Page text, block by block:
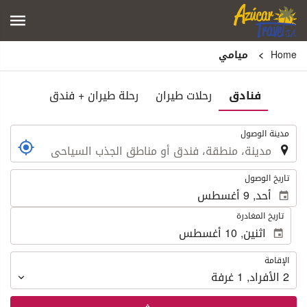
Home ميامي
فنادق رحلات طيران رحلة طيران + فندق
. مدينة الوصول
. تاريخ الوصول
تاريخ المغادرة
الإقامة
الإقامة
2 الأفراد,
1غرفة